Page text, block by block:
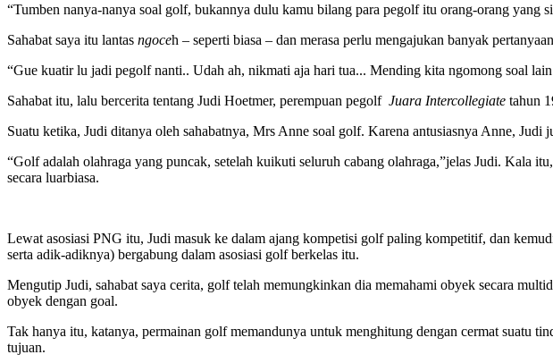
“Tumben nanya-nanya soal golf, bukannya dulu kamu bilang para pegolf itu orang-orang yang
Sahabat saya itu lantas ngoceh – seperti biasa – dan merasa perlu mengajukan banyak
“Gue kuatir lu jadi pegolf nanti.. Udah ah, nikmati aja hari tua... Mending kita ngomong soal
Sahabat itu, lalu bercerita tentang Judi Hoetmer, perempuan pegolf Juara Intercollegiate tahun
Suatu ketika, Judi ditanya oleh sahabatnya, Mrs Anne soal golf. Karena antusiasnya Anne, Judi
“Golf adalah olahraga yang puncak, setelah kuikuti seluruh cabang olahraga,”jelas Judi. Kala
secara luarbiasa.
Lewat asosiasi PNG itu, Judi masuk ke dalam ajang kompetisi golf paling kompetitif, dan
serta adik-adiknya) bergabung dalam asosiasi golf berkelas itu.
Mengutip Judi, sahabat saya cerita, golf telah memungkinkan dia memahami obyek secara
obyek dengan goal.
Tak hanya itu, katanya, permainan golf memandunya untuk menghitung dengan cermat suatu
tujuan.